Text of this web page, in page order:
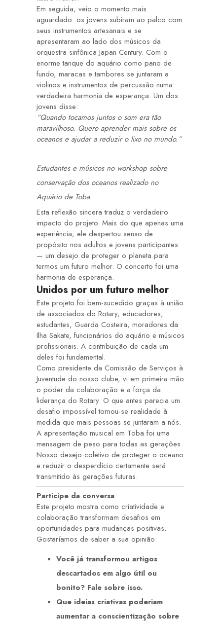
Em seguida, veio o momento mais
aguardado: os jovens subiram ao palco com
seus instrumentos artesanais e se
apresentaram ao lado dos músicos da
orquestra sinfônica Japan Century. Com o
enorme tanque do aquário como pano de
fundo, maracas e tambores se juntaram a
violinos e instrumentos de percussão numa
verdadeira harmonia de esperança. Um dos
jovens disse:
“Quando tocamos juntos o som era tão
maravilhoso. Quero aprender mais sobre os
oceanos e ajudar a reduzir o lixo no mundo.”
Estudantes e músicos no workshop sobre
conservação dos oceanos realizado no
Aquário de Toba.
Esta reflexão sincera traduz o verdadeiro
impacto do projeto. Mais do que apenas uma
experiência, ele despertou senso de
propósito nos adultos e jovens participantes
— um desejo de proteger o planeta para
termos um futuro melhor. O concerto foi uma
harmonia de esperança.
Unidos por um futuro melhor
Este projeto foi bem-sucedido graças à união
de associados do Rotary, educadores,
estudantes, Guarda Costeira, moradores da
Ilha Sakate, funcionários do aquário e músicos
profissionais. A contribuição de cada um
deles foi fundamental.
Como presidente da Comissão de Serviços à
Juventude do nosso clube, vi em primeira mão
o poder da colaboração e a força da
liderança do Rotary. O que antes parecia um
desafio impossível tornou-se realidade à
medida que mais pessoas se juntaram a nós.
A apresentação musical em Toba foi uma
mensagem de peso para todas as gerações.
Nosso desejo coletivo de proteger o oceano
e reduzir o desperdício certamente será
transmitido às gerações futuras.
Participe da conversa
Este projeto mostra como criatividade e
colaboração transformam desafios em
oportunidades para mudanças positivas.
Gostaríamos de saber a sua opinião:
Você já transformou artigos
descartados em algo útil ou
bonito? Fale sobre isso.
Que ideias criativas poderiam
aumentar a conscientização sobre